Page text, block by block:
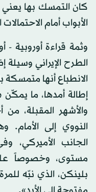
كان التمسك بها
الأبواب أمام
وثمة قراءة أوروبية -
الطرح الإيراني
الانطباع أنها
إطالة أمدها، ما يمكّن
والأشهر المقبلة،
النووي إلى
الجانب
مستوى، وخصوصاً
بلينكن، الذي نبّه